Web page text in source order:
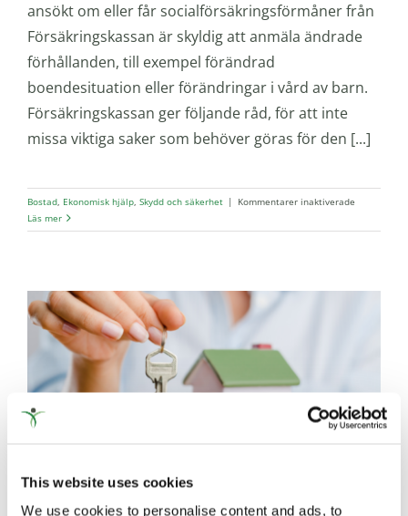
This website uses cookies
We use cookies to personalise content and ads, to
ansökt om eller får socialförsäkringsförmåner från
Försäkringskassan är skyldig att anmäla ändrade
förhållanden, till exempel förändrad
boendesituation eller förändringar i vård av barn.
Försäkringskassan ger följande råd, för att inte
missa viktiga saker som behöver göras för den [...]
Bostad, Ekonomisk hjälp, Skydd och säkerhet | Kommentarer inaktiverade
vid
Läs mer